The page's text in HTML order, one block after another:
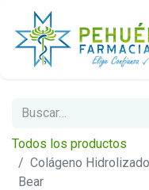
Todos los productos
Colágeno
Bear